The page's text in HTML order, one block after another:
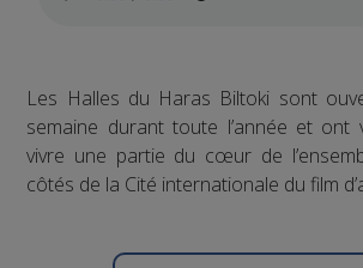
Les Halles du Haras Biltoki sont
semaine durant toute l’année et ont
vivre une partie du cœur de
côtés de la Cité internationale du film